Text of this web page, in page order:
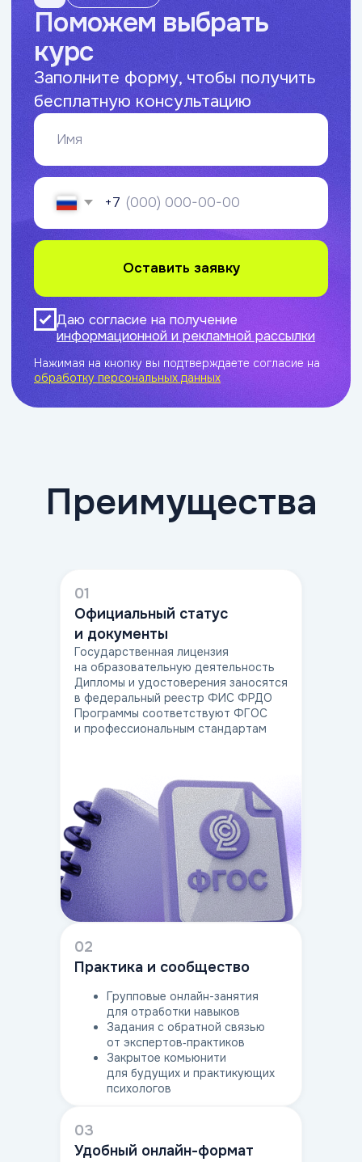
01
Официальный статус
и документы
Государственная лицензия
на образовательную деятельность
Дипломы и удостоверения заносятся
в федеральный реестр ФИС ФРДО
Программы соответствуют ФГОС
и профессиональным стандартам
02
Практика и сообщество
Групповые онлайн-занятия
для отработки навыков
Задания с обратной связью
от экспертов‑практиков
Закрытое комьюнити
для будущих и практикующих
психологов
03
Удобный онлайн-формат